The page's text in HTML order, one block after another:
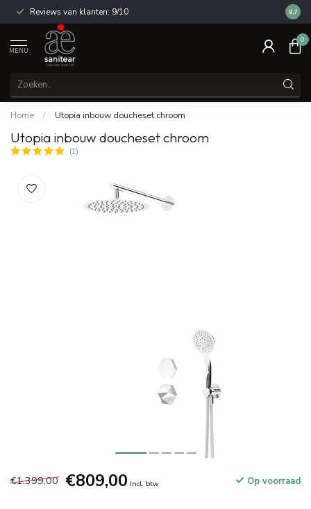
Reviews van klanten: 9/10 14
8.7
MENU
0
Home / Utopia inbouw doucheset chroom
Utopia inbouw doucheset chroom
(1)
€1.399,00 €809,00 Incl. btw Op voorraad